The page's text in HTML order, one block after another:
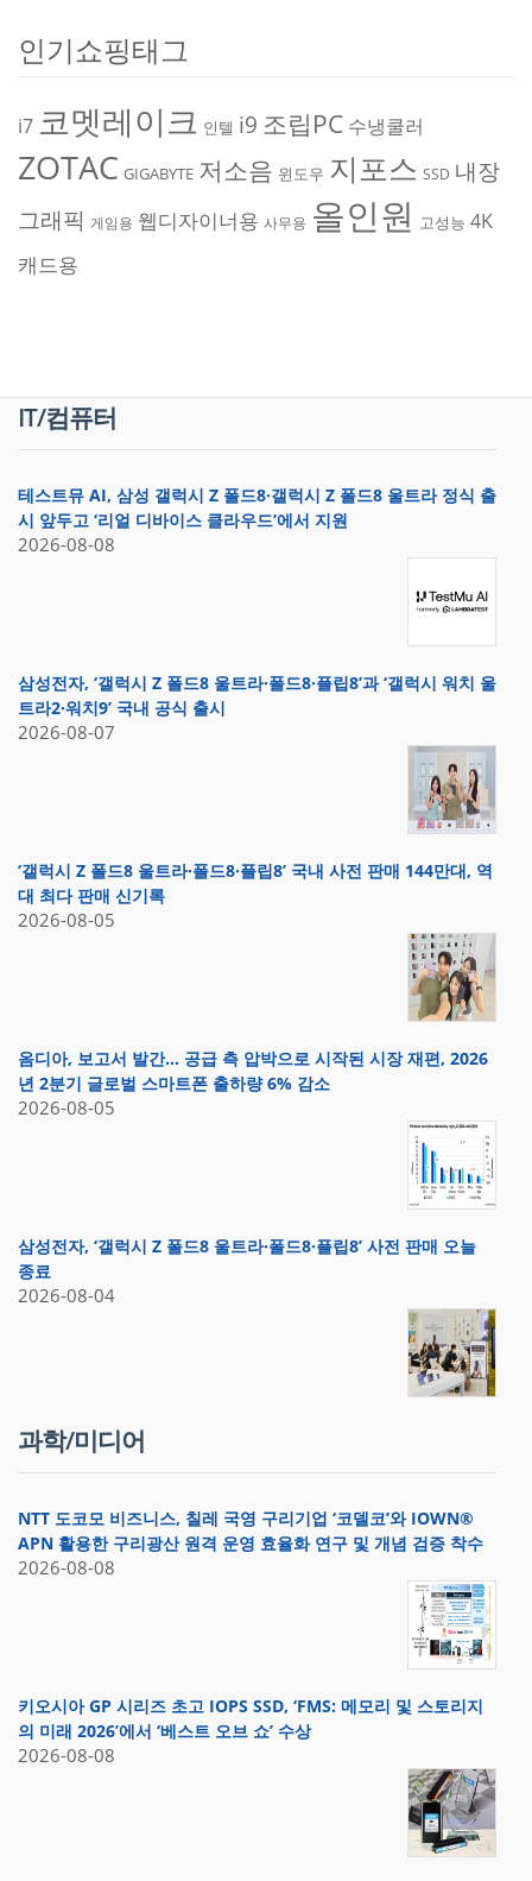
인기쇼핑태그
i7 코멧레이크 인텔 i9 조립PC 수냉쿨러
ZOTAC GIGABYTE 저소음 윈도우 지포스 SSD 내장
그래픽 게임용 웹디자이너용 사무용 올인원 고성능 4K
캐드용
IT/컴퓨터
테스트뮤 AI, 삼성 갤럭시 Z 폴드8·갤럭시 Z 폴드8 울트라 정식 출
시 앞두고 ‘리얼 디바이스 클라우드’에서 지원
2026-08-08
삼성전자, ‘갤럭시 Z 폴드8 울트라·폴드8·플립8’과 ‘갤럭시 워치 울
트라2·워치9’ 국내 공식 출시
2026-08-07
‘갤럭시 Z 폴드8 울트라·폴드8·플립8’ 국내 사전 판매 144만대, 역
대 최다 판매 신기록
2026-08-05
옴디아, 보고서 발간… 공급 측 압박으로 시작된 시장 재편, 2026
년 2분기 글로벌 스마트폰 출하량 6% 감소
2026-08-05
삼성전자, ‘갤럭시 Z 폴드8 울트라·폴드8·플립8’ 사전 판매 오늘
종료
2026-08-04
과학/미디어
NTT 도코모 비즈니스, 칠레 국영 구리기업 ‘코델코’와 IOWN®
APN 활용한 구리광산 원격 운영 효율화 연구 및 개념 검증 착수
2026-08-08
키오시아 GP 시리즈 초고 IOPS SSD, ‘FMS: 메모리 및 스토리지
의 미래 2026’에서 ‘베스트 오브 쇼’ 수상
2026-08-08